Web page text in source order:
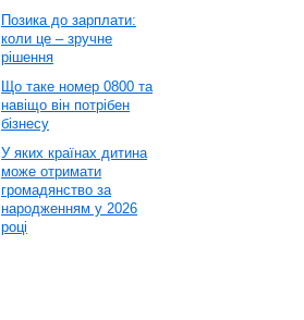
Позика до зарплати:
коли це – зручне
рішення
Що таке номер 0800 та
навіщо він потрібен
бізнесу
У яких країнах дитина
може отримати
громадянство за
народженням у 2026
році